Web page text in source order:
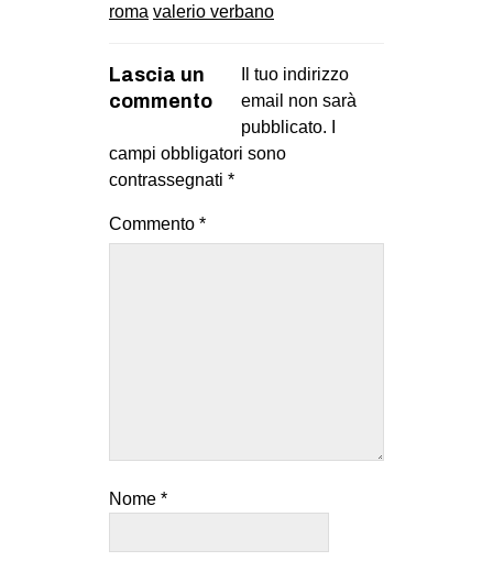
roma valerio verbano
Lascia un
commento
Il tuo indirizzo
email non sarà
pubblicato.
campi obbligatori sono
contrassegnati *
Commento *
Nome *